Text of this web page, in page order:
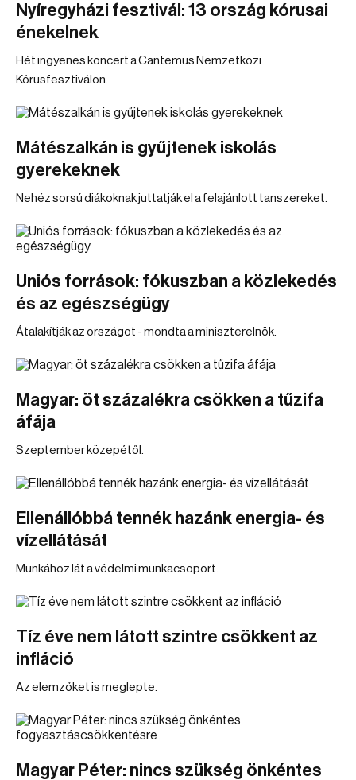
Nyíregyházi fesztivál: 13 ország kórusai
énekelnek
Hét ingyenes koncert a Cantemus Nemzetközi
Kórusfesztiválon.
Mátészalkán is gyűjtenek iskolás
gyerekeknek
Nehéz sorsú diákoknak juttatják el a felajánlott tanszereket.
Uniós források: fókuszban a közlekedés
és az egészségügy
Átalakítják az országot - mondta a miniszterelnök.
Magyar: öt százalékra csökken a tűzifa
áfája
Szeptember közepétől.
Ellenállóbbá tennék hazánk energia- és
vízellátását
Munkához lát a védelmi munkacsoport.
Tíz éve nem látott szintre csökkent az
infláció
Az elemzőket is meglepte.
Magyar Péter: nincs szükség önkéntes